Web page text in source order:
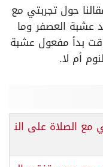
حول تجربتي مع
عشبة العصفر وما
بدأ مفعول عشبة
أم لا.
مع الصلاة على الن